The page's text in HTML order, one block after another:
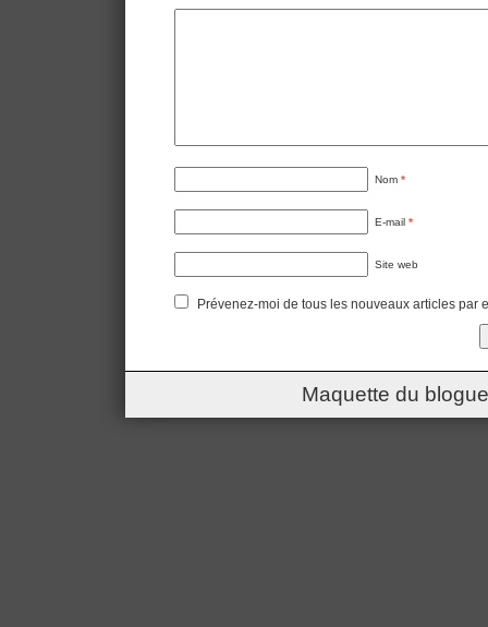
Nom *
E-mail *
Site web
Prévenez-moi de tous les nouveaux articles par
Maquette du